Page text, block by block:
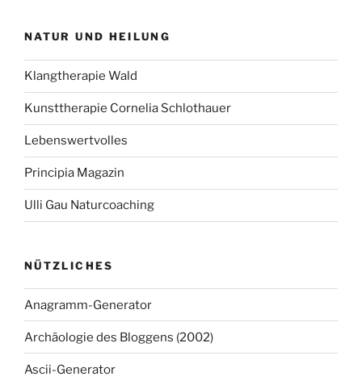
NATUR UND HEILUNG
Klangtherapie Wald
Kunsttherapie Cornelia Schlothauer
Lebenswertvolles
Principia Magazin
Ulli Gau Naturcoaching
NÜTZLICHES
Anagramm-Generator
Archäologie des Bloggens (2002)
Ascii-Generator